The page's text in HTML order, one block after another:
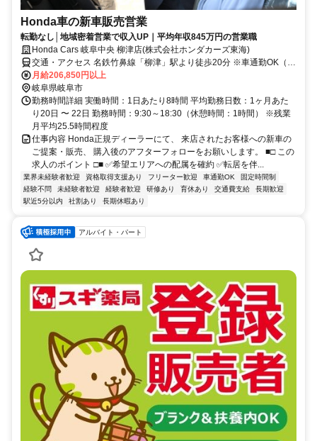
Honda車の新車販売営業
転勤なし│地域密着営業で収入UP｜平均年収845万円の営業職
Honda Cars 岐阜中央 柳津店(株式会社ホンダカーズ東海)
交通・アクセス 名鉄竹鼻線「柳津」駅より徒歩20分 ※車通勤OK（駐
車場完備）
月給206,850円以上
岐阜県岐阜市
勤務時間詳細 実働時間：1日あたり8時間 平均勤務日数：1ヶ月あた
り20日 〜 22日 勤務時間：9:30～18:30（休憩時間：1時間） ※残業
月平均25.5時間程度
仕事内容 Honda正規ディーラーにて、 来店されたお客様への新車の
ご提案・販売、 購入後のアフターフォローをお願いします。 ■□ この
求人のポイント □■ ✅希望エリアへの配属を確約 ✅転居を伴...
業界未経験者歓迎 資格取得支援あり フリーター歓迎 車通勤OK
固定時間制
経験不問
未経験者歓迎 経験者歓迎 研修あり 育休あり 交通費支給
長期歓迎
駅近5分以内
社割あり 長期休暇あり
アルバイト・パート